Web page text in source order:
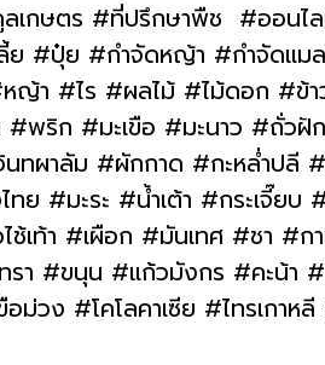
กษตร #ที่ปรึกษาพืช #ออนไ
#ปุ๋ย #กำจัดหญ้า #กำจัดแ
า #ไร #ผลไม้ #ไม้ดอก #ข้
พริก #มะเขือ #มะนาว #ถั่ว
ผาลัม #ผักกาด #กะหล่ำปลี
#มะระ #น้ำเต้า #กระเจี๊ยบ
เท้า #เผือก #มันเทศ #ชา #
#ขนุน #แก้วมังกร #คะน้า
ขือม่วง #โคโลคาเซีย #ไทรเ